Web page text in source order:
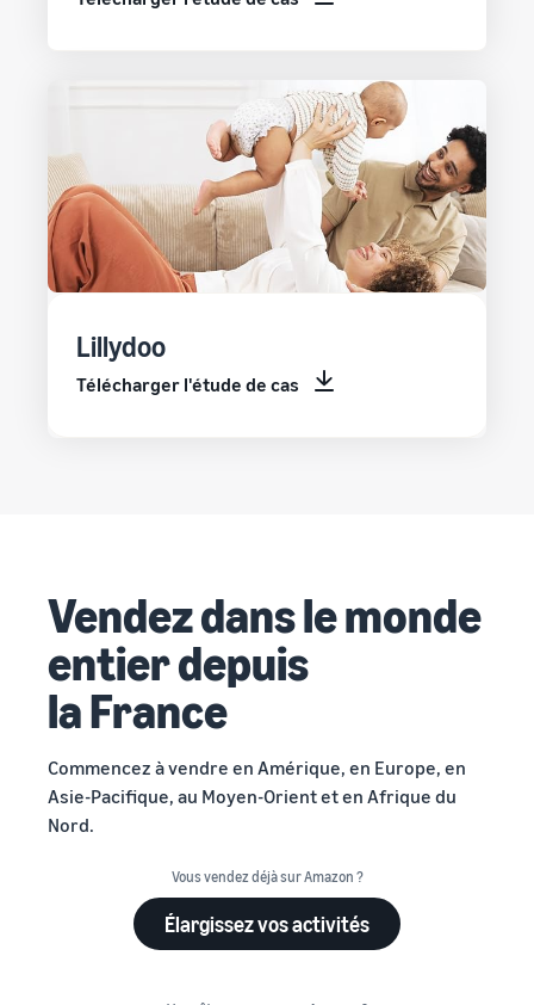
Lillydoo
Télécharger l'étude de cas
Vendez dans le monde
entier depuis
la France
Commencez à vendre en Amérique, en Europe, en
Asie-Pacifique, au Moyen-Orient et en Afrique du
Nord.
Vous vendez déjà sur Amazon ?
Élargissez vos activités